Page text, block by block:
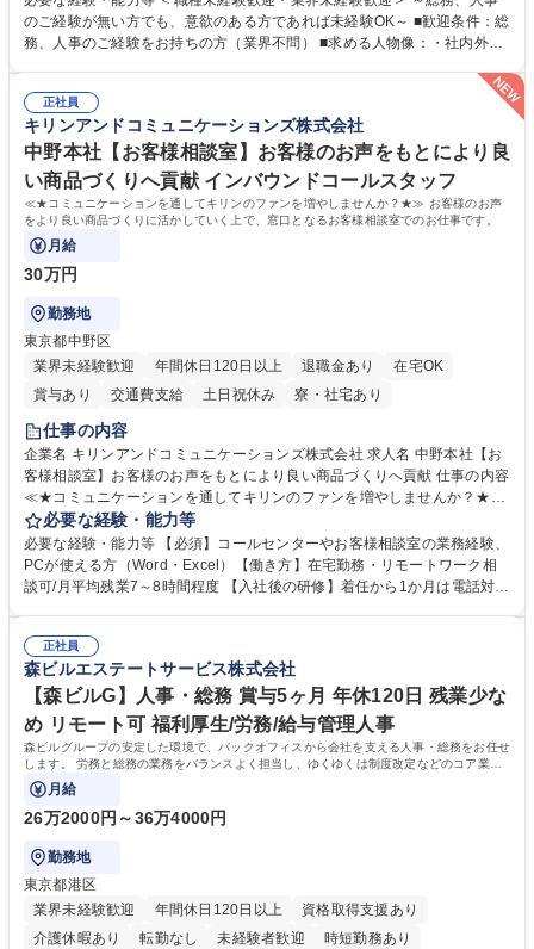
採用や教育等の業務内容により、関西圏以外への日帰り・宿泊を伴う国内
出張もございます。 ※担当業務を持ちつつ、お互いに助け合いながら、総
総務人事＜未経験歓迎＞◇三菱電機G・社会インフラを支える/年休127日
のご経験が無い方でも、意欲のある方であれば未経験OK～ ■歓迎条件：総
務、人事のご経験をお持ちの方（業界不問） ■求める人物像：・社内外の
ミュニケーション能力を持っている方 ・人事総務領域に興味がありゼネラ
正社員
キリンアンドコミュニケーションズ株式会社
中野本社【お客様相談室】お客様のお声をもとにより良
い商品づくりへ貢献 インバウンドコールスタッフ
≪★コミュニケーションを通してキリンのファンを増やしませんか？★≫ お客様のお声
をより良い商品づくりに活かしていく上で、窓口となるお客様相談室でのお仕事です。
月給
30万円
勤務地
東京都中野区
業界未経験歓迎
年間休日120日以上 退職金あり
在宅OK
賞与あり
交通費支給 土日祝休み 寮・社宅あり
仕事の内容
企業名 キリンアンドコミュニケーションズ株式会社 求人名 中野本社【お
客様相談室】お客様のお声をもとにより良い商品づくりへ貢献 仕事の内容
≪★コミュニケーションを通してキリンのファンを増やしませんか？★≫
お客様のお声をより良い商品づくりに活かしていく上で、窓口となるお客
様相談室でのお仕事です。 日々お客様からいただくキリングループへのご
意見を、企業活動に活かしています。お客様からの声に迅速かつ誠意をも
って対応、情報提供するとともにグループ内活動に反映しています。 【具
平均100件前後■メール・手紙：同上40件前後 募集職種 中野本社【お客様
相談室】お客様のお声をもとにより良い商品づくりへ貢献
必要な経験・能力等
必要な経験・能力等 【必須】コールセンターやお客様相談室の業務経験、
PCが使える方（Word・Excel）【働き方】在宅勤務・リモートワーク相
談可/月平均残業7～8時間程度 【入社後の研修】着任から1か月は電話対応
すのでご安心ください。 【当社について】キリングループの広報機能を担
う会社として、お客様との出会いを大切にし、磨き上げたホスピタリティ
を込めてコミュニケーションをとりながら広報関連業務を行っておりま
す。 学歴・資格 学歴：大学院 大学 高専 短大 専修学校 高校 語学力： 資
格：
正社員
森ビルエステートサービス株式会社
【森ビルG】人事・総務 賞与5ヶ月 年休120日 残業少な
め リモート可 福利厚生/労務/給与管理人事
森ビルグループの安定した環境で、バックオフィスから会社を支える人事・総務をお任せ
します。 労務と総務の業務をバランスよく担当し、ゆくゆくは制度改定などのコア業務
にも挑戦できる、やりがいある環境です。
月給
26万2000円～36万4000円
勤務地
東京都港区
業界未経験歓迎
年間休日120日以上
資格取得支援あり
介護休暇あり
転勤なし 未経験者歓迎 時短勤務あり